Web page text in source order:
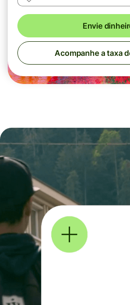
Envie
Acompanhe a taxa